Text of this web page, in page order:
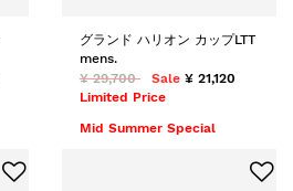
グランド ハリオン カップLTT
mens.
¥ 29,700
Sale ¥ 21,120
Limited Price
Mid Summer Special